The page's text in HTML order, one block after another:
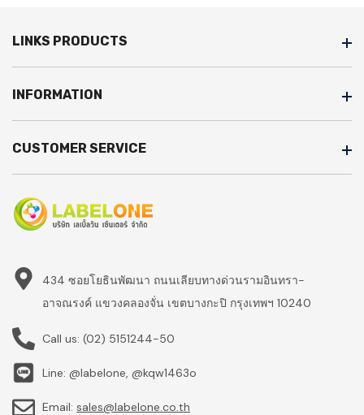
LINKS PRODUCTS
INFORMATION
CUSTOMER SERVICE
434 ซอยโยธินพัฒนา ถนนเลียบทางด่วนรามอินทรา-
อาจณรงค์ แขวงคลองจั่น เขตบางกะปิ กรุงเทพฯ 10240
Call us: (02) 5151244-50
Line: @labelone, @kqw1463o
Email: sales@labelone.co.th